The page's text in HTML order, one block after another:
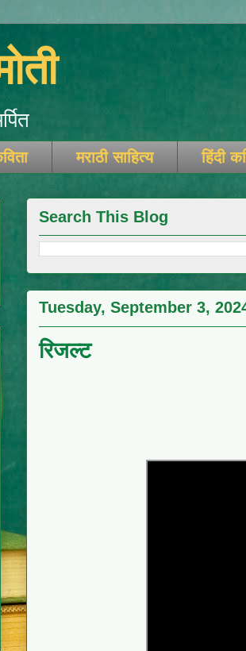
मराठी साहित्य हिंदी
Search This Blog
Tuesday, September 3,
रिजल्ट